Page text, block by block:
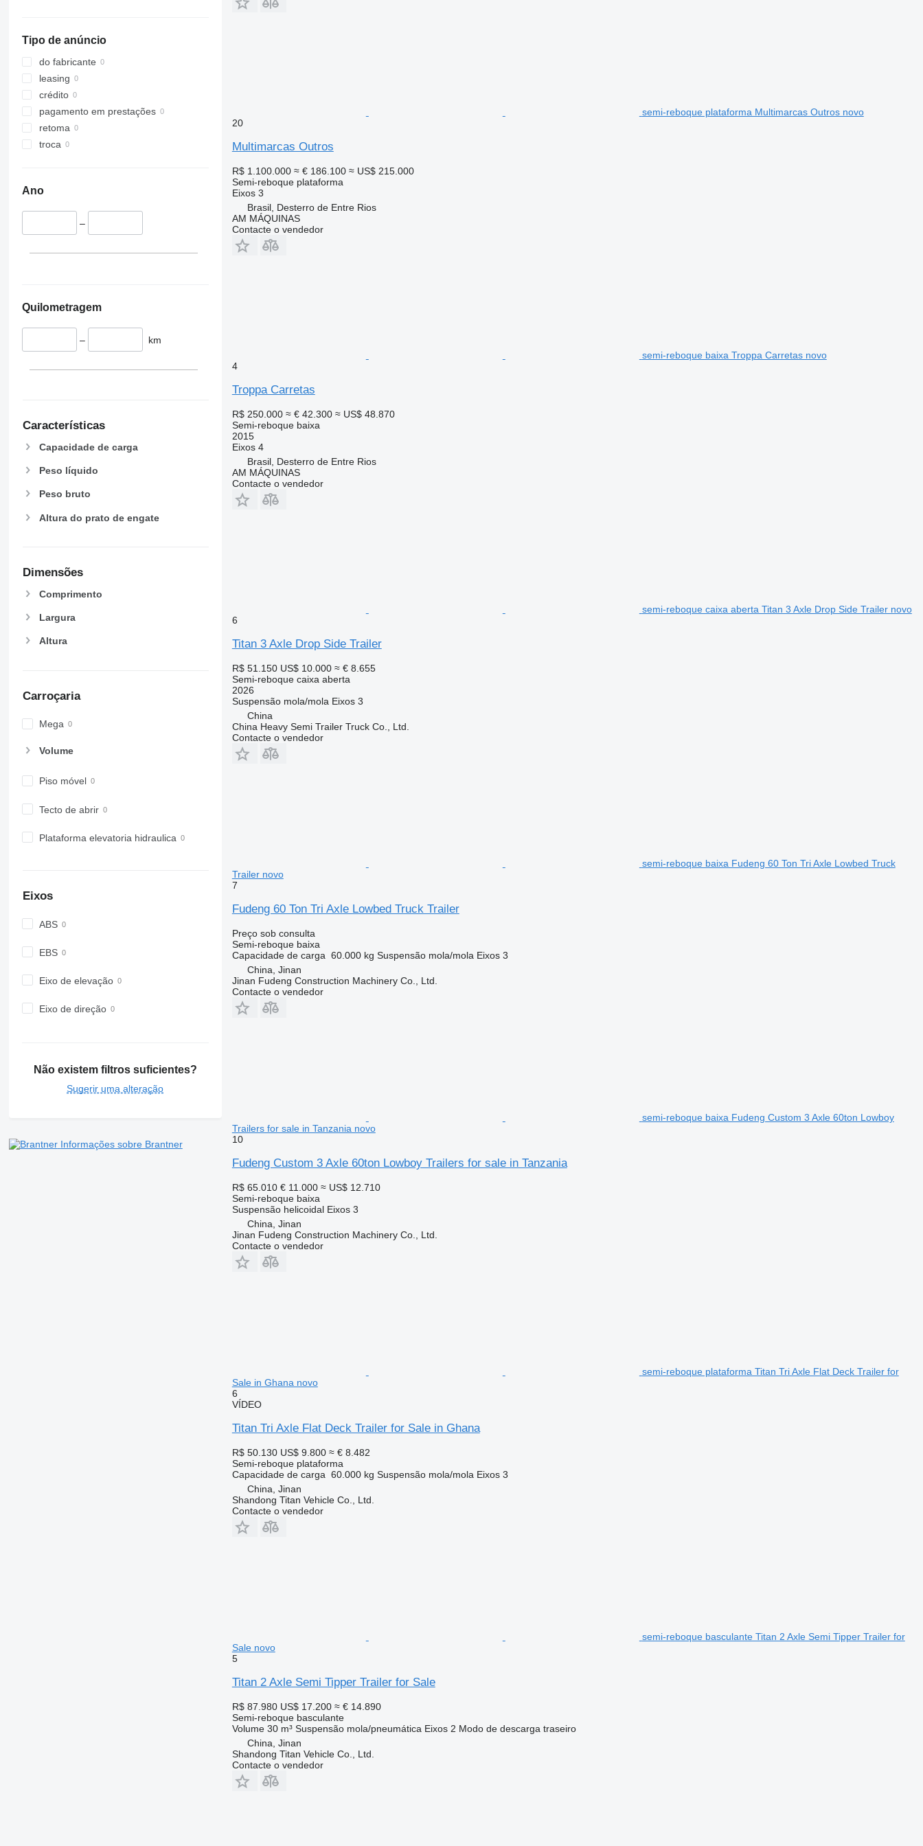
Tipo de anúncio
do fabricante
leasing
crédito
pagamento em prestações
retoma
troca
Ano
–
Quilometragem
– km
Características
Capacidade de carga
Peso líquido
Peso bruto
Altura do prato de engate
Dimensões
Comprimento
Largura
Altura
Carroçaria
Mega
Volume
Piso móvel
Tecto de abrir
Plataforma elevatoria hidraulica
Eixos
ABS
EBS
Eixo de elevação
Eixo de direção
Não existem filtros suficientes?
Sugerir uma alteração
Informações sobre Brantner
semi-reboque plataforma Multimarcas Outros novo
20
Multimarcas Outros
R$ 1.100.000 ≈ € 186.100 ≈ US$ 215.000
Semi-reboque plataforma
Eixos 3
Brasil, Desterro de Entre Rios
AM MÁQUINAS
Contacte o vendedor
semi-reboque baixa Troppa Carretas novo
4
Troppa Carretas
R$ 250.000 ≈ € 42.300 ≈ US$ 48.870
Semi-reboque baixa
2015
Eixos 4
Brasil, Desterro de Entre Rios
AM MÁQUINAS
Contacte o vendedor
semi-reboque caixa aberta Titan 3 Axle Drop Side Trailer novo
6
Titan 3 Axle Drop Side Trailer
R$ 51.150 US$ 10.000 ≈ € 8.655
Semi-reboque caixa aberta
2026
Suspensão mola/mola Eixos 3
China
China Heavy Semi Trailer Truck Co., Ltd.
Contacte o vendedor
semi-reboque baixa Fudeng 60 Ton Tri Axle Lowbed Truck
Trailer novo
7
Fudeng 60 Ton Tri Axle Lowbed Truck Trailer
Preço sob consulta
Semi-reboque baixa
Capacidade de carga 60.000 kg Suspensão mola/mola Eixos 3
China, Jinan
Jinan Fudeng Construction Machinery Co., Ltd.
Contacte o vendedor
semi-reboque baixa Fudeng Custom 3 Axle 60ton Lowboy
Trailers for sale in Tanzania novo
10
Fudeng Custom 3 Axle 60ton Lowboy Trailers for sale in Tanzania
R$ 65.010 € 11.000 ≈ US$ 12.710
Semi-reboque baixa
Suspensão helicoidal Eixos 3
China, Jinan
Jinan Fudeng Construction Machinery Co., Ltd.
Contacte o vendedor
semi-reboque plataforma Titan Tri Axle Flat Deck Trailer for
Sale in Ghana novo
6
VÍDEO
Titan Tri Axle Flat Deck Trailer for Sale in Ghana
R$ 50.130 US$ 9.800 ≈ € 8.482
Semi-reboque plataforma
Capacidade de carga 60.000 kg Suspensão mola/mola Eixos 3
China, Jinan
Shandong Titan Vehicle Co., Ltd.
Contacte o vendedor
semi-reboque basculante Titan 2 Axle Semi Tipper Trailer for
Sale novo
5
Titan 2 Axle Semi Tipper Trailer for Sale
R$ 87.980 US$ 17.200 ≈ € 14.890
Semi-reboque basculante
Volume 30 m³ Suspensão mola/pneumática Eixos 2 Modo de descarga traseiro
China, Jinan
Shandong Titan Vehicle Co., Ltd.
Contacte o vendedor